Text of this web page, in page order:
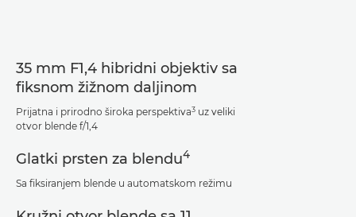
35 mm F1,4 hibridni objektiv sa
fiksnom žižnom daljinom
Prijatna i prirodno široka perspektiva3 uz veliki
otvor blende f/1,4
Glatki prsten za blendu4
Sa fiksiranjem blende u automatskom režimu